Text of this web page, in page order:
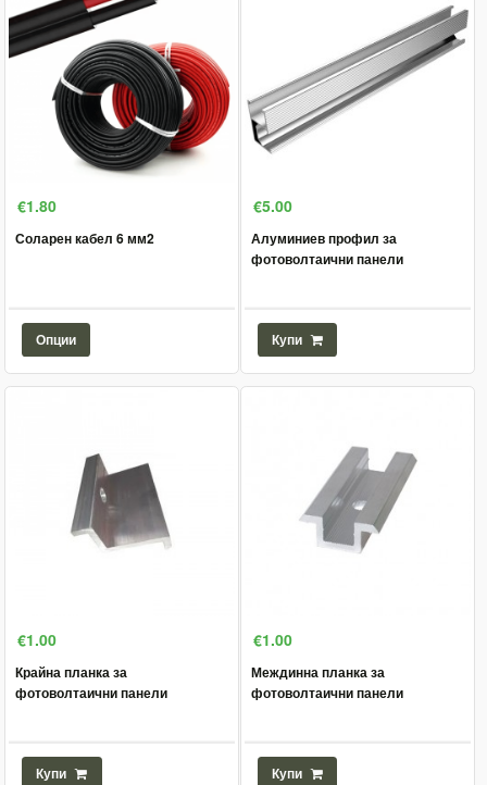
€1.80
Соларен кабел 6 мм2
Опции
€5.00
Алуминиев профил за
фотоволтаични панели
Купи
€1.00
Крайна планка за
фотоволтаични панели
Купи
€1.00
Междинна планка за
фотоволтаични панели
Купи